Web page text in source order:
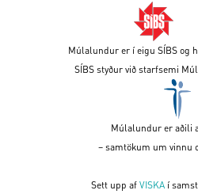
Múlalundur er í eigu SÍBS og
SÍBS styður við starfsemi
Múlalundur er aðili
– samtökum um vinnu
Sett upp af VISKAí